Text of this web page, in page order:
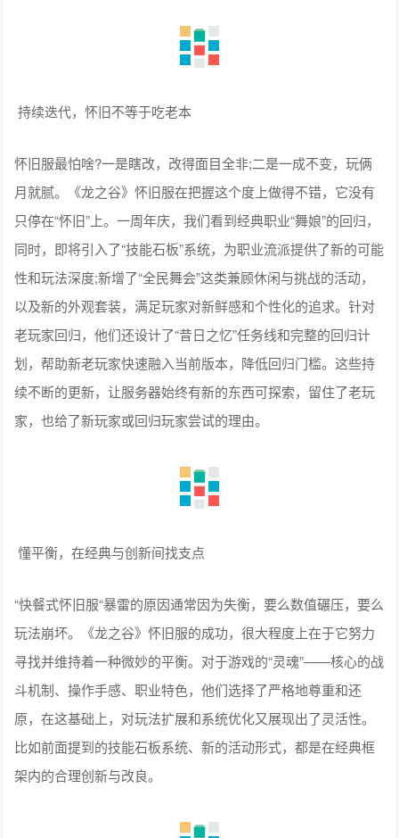
持续迭代，怀旧不等于吃老本
怀旧服最怕啥?一是瞎改，改得面目全非;二是一成不变，玩俩
月就腻。《龙之谷》怀旧服在把握这个度上做得不错，它没有
只停在“怀旧”上。一周年庆，我们看到经典职业“舞娘”的回归，
同时，即将引入了“技能石板”系统，为职业流派提供了新的可能
性和玩法深度;新增了“全民舞会”这类兼顾休闲与挑战的活动，
以及新的外观套装，满足玩家对新鲜感和个性化的追求。针对
老玩家回归，他们还设计了“昔日之忆”任务线和完整的回归计
划，帮助新老玩家快速融入当前版本，降低回归门槛。这些持
续不断的更新，让服务器始终有新的东西可探索，留住了老玩
家，也给了新玩家或回归玩家尝试的理由。
懂平衡，在经典与创新间找支点
“快餐式怀旧服“暴雷的原因通常因为失衡，要么数值碾压，要么
玩法崩坏。《龙之谷》怀旧服的成功，很大程度上在于它努力
寻找并维持着一种微妙的平衡。对于游戏的“灵魂”——核心的战
斗机制、操作手感、职业特色，他们选择了严格地尊重和还
原，在这基础上，对玩法扩展和系统优化又展现出了灵活性。
比如前面提到的技能石板系统、新的活动形式，都是在经典框
架内的合理创新与改良。